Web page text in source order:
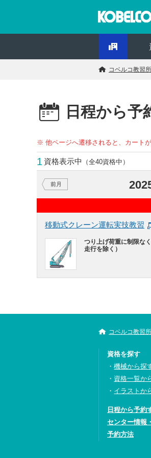
コベルコ教習
日程から予
※ 他ページへ遷移されると、カート
1 資格表示中 （全40資格中）
前月
移動式クレーン運転実技教習
つり上げ荷重に制限な
走行を除く）
コベルコ教習
資格を探す
機械から探
資格一覧か
イラストか
日程から予約
センター情報
予約方法